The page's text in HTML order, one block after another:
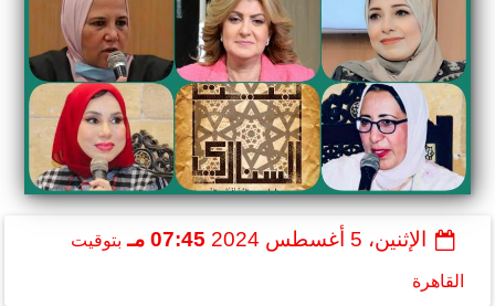
الإثنين، 5 أغسطس 2024 07:45 مـ بتوقيت
القاهرة